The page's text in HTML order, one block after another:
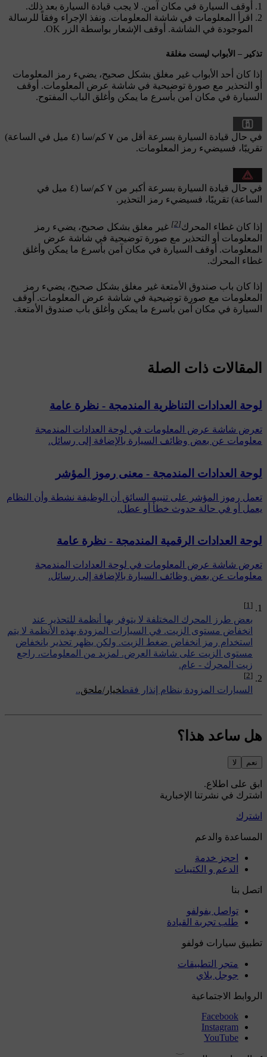
أوقف السيارة في مكان آمن. لا يجب قيادة السيارة بعد ذلك.
اقرأ المعلومات في شاشة المعلومات. ونفذ الإجراء وفقاً للرسالة
الموجودة في الشاشة. أوقف الإشعار بواسطة الزر
OK
.
تذكير – الأبواب ليست مغلقة
إذا كان أحد الأبواب غير مغلق بشكل صحيح، يضيء رمز المعلومات
أو التحذير مع صورة توضيحية في شاشة عرض المعلومات. أوقف
السيارة في مكان آمن بأسرع ما يمكن وأغلق الباب المفتوح.
في حال قيادة السيارة بسرعة أقل من (٤ ميل في الساعة
)
تقريبًا، فسيضيء رمز المعلومات.
في حال قيادة السيارة بسرعة أكبر من (
٤ ميل في
الساعة) تقريبًا، فسيضيء رمز التحذير.
إذا كان غطاء المحرك[2]
غير مغلق بشكل صحيح، يضيء رمز
المعلومات أو التحذير مع صورة توضيحية في شاشة عرض
المعلومات. أوقف السيارة في مكان آمن بأسرع ما يمكن وأغلق
غطاء المحرك.
إذا كان باب صندوق الأمتعة غير مغلق بشكل صحيح، يضيء رمز
المعلومات مع صورة توضيحية في شاشة عرض المعلومات. أوقف
السيارة في مكان آمن بأسرع ما يمكن وأغلق باب صندوق الأمتعة.
[1]
بعض طرز المحرك المختلفة لا يتوفر بها أنظمة للتحذير عند
انخفاض مستوى الزيت. في السيارات المزودة بهذه الأنظمة لا يتم
استخدام رمز انخفاض ضغط الزيت. ولكن يظهر تحذير بانخفاض
مستوى الزيت على شاشة العرض. لمزيد من المعلومات، راجع
زيت المحرك - عام.
[2]
السيارات المزودة بنظام إنذار فقط‏خيار/ملحق..
المقالات ذات الصلة
لوحة العدادات التناظرية المندمجة - نظرة عامة
تعرض شاشة عرض المعلومات في لوحة العدادات المندمجة
معلومات عن بعض وظائف السيارة بالإضافة إلى رسائل.
لوحة العدادات المندمجة - معنى رموز المؤشر
تعمل رموز المؤشر على تنبيه السائق أن الوظيفة نشطة وأن النظام
يعمل أو في حالة حدوث خطأ أو عطل.
لوحة العدادات الرقمية المندمجة - نظرة عامة
تعرض شاشة عرض المعلومات في لوحة العدادات المندمجة
معلومات عن بعض وظائف السيارة بالإضافة إلى رسائل.
هل ساعد هذا؟
نعم لا